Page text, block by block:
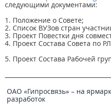
следующими документами:
1. Положение о Совете;
2. Список ВУЗов стран
3. Проект Повестки дня
4. Проект Состава Совета по
5. Проект Состава Рабочей
ОАО «Гипросвязь» – на
разработок